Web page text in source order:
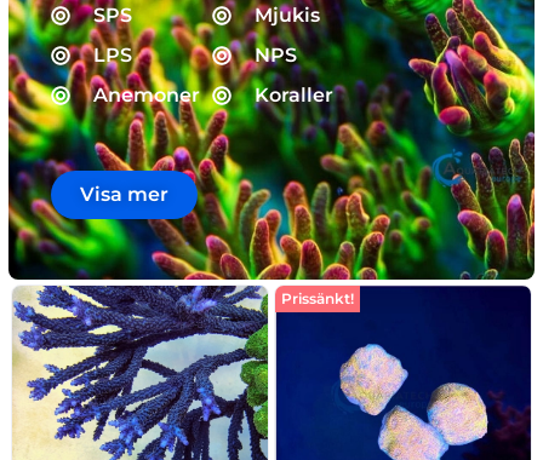
SPS
LPS
Anemoner
Mjukis
NPS
Koraller
Visa mer
Prissänkt!